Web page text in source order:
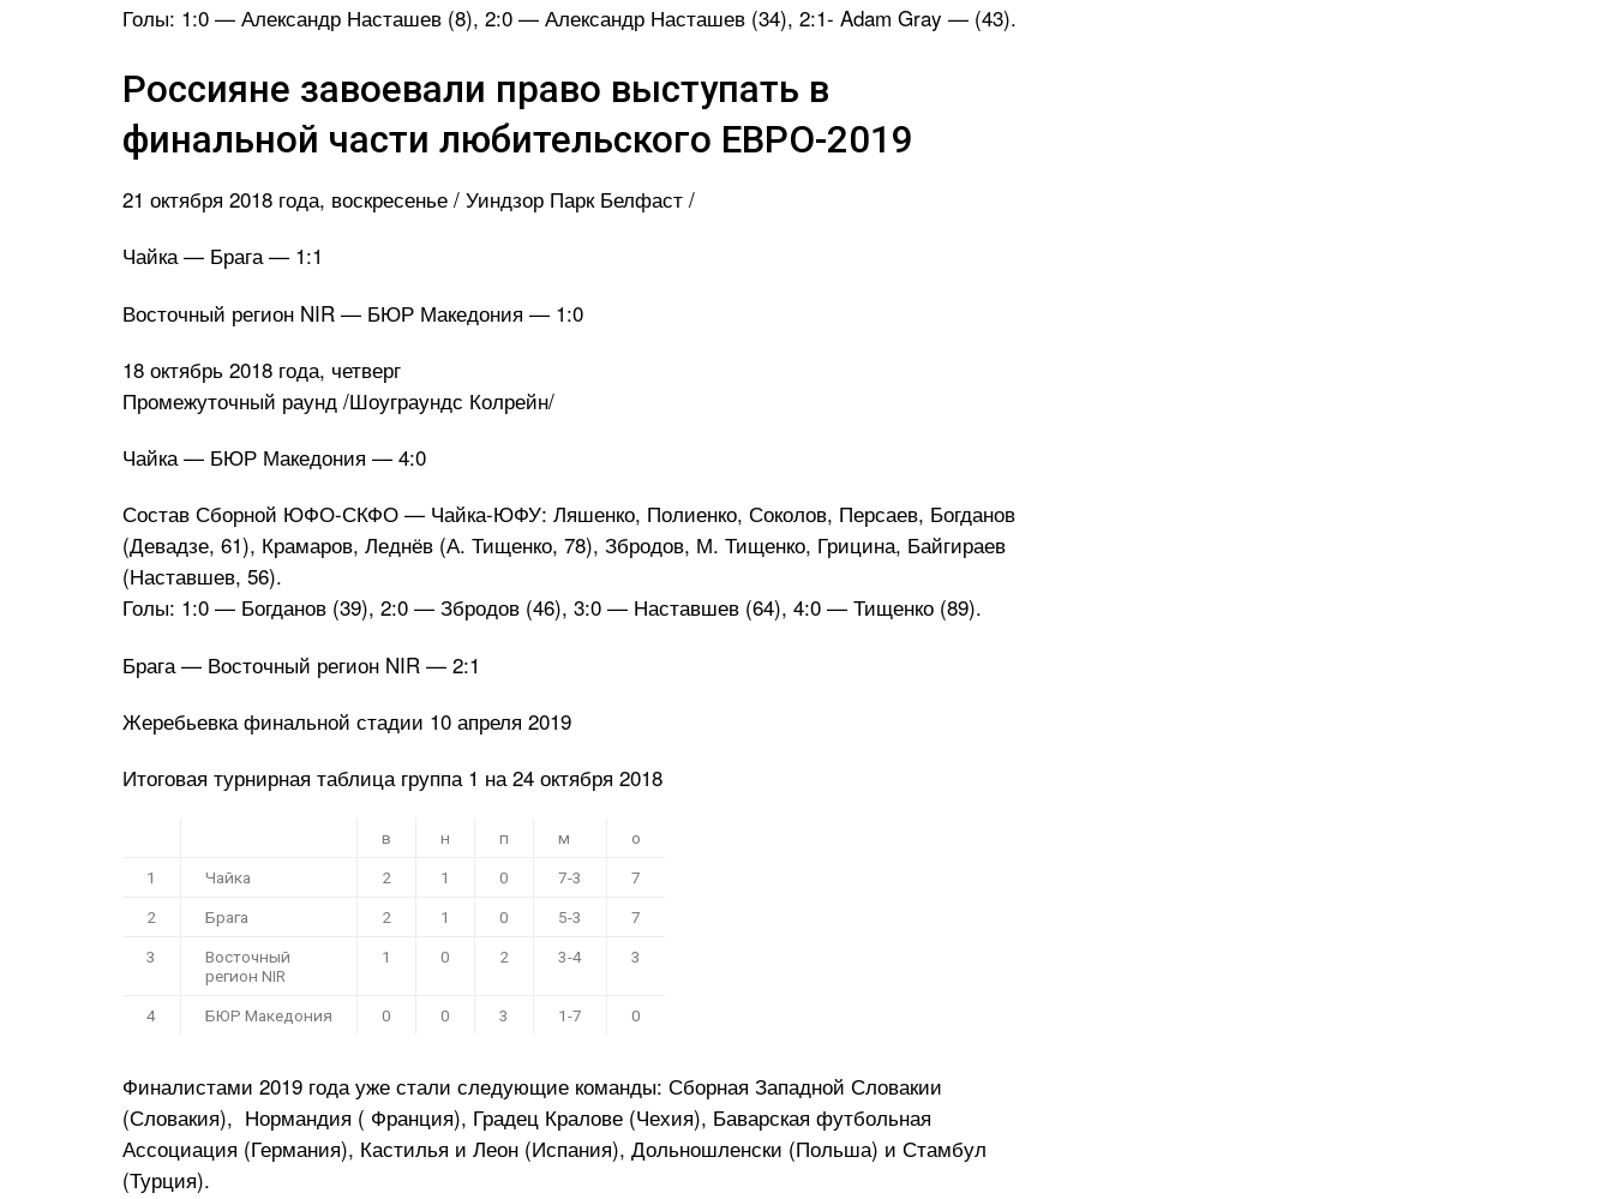
Голы: 1:0 — Александр Насташев (8), 2:0 — Александр Насташев (34), 2:1- Adam Gray — (43).
Россияне завоевали право выступать в
финальной части любительского ЕВРО-2019
21 октября 2018 года, воскресенье / Уиндзор Парк Белфаст /
Чайка — Брага — 1:1
Восточный регион NIR — БЮР Македония — 1:0
18 октябрь 2018 года, четверг
Промежуточный раунд /Шоуграундс Колрейн/
Чайка — БЮР Македония — 4:0
Состав Сборной ЮФО-СКФО — Чайка-ЮФУ: Ляшенко, Полиенко, Соколов, Персаев, Богданов
(Девадзе, 61), Крамаров, Леднёв (А. Тищенко, 78), Збродов, М. Тищенко, Грицина, Байгираев
(Наставшев, 56).
Голы: 1:0 — Богданов (39), 2:0 — Збродов (46), 3:0 — Наставшев (64), 4:0 — Тищенко (89).
Брага — Восточный регион NIR — 2:1
Жеребьевка финальной стадии 10 апреля 2019
Итоговая турнирная таблица группа 1 на 24 октября 2018
в н п м о
1 Чайка 2 1 0 7-3 7
2 Брага 2 1 0 5-3 7
3
Восточный
регион NIR
1 0 2 3-4 3
4 БЮР Македония 0 0 3 1-7 0
Финалистами 2019 года уже стали следующие команды: Сборная Западной Словакии
(Словакия), Нормандия ( Франция), Градец Кралове (Чехия), Баварская футбольная
Ассоциация (Германия), Кастилья и Леон (Испания), Дольношленски (Польша) и Стамбул
(Турция).